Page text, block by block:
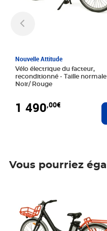
Nouvelle Attitude
Vélo électrique du facteur,
reconditionné - Taille normale -
Noir/ Rouge
1 490,00€
Vous pourriez